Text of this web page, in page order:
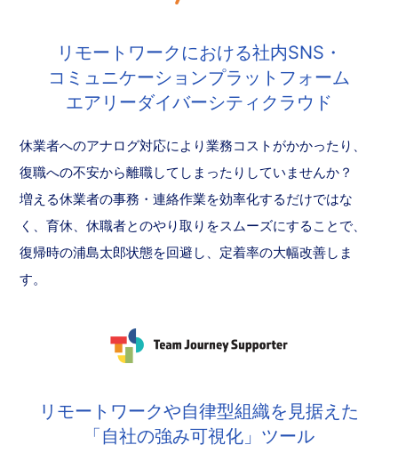
リモートワークにおける社内SNS・
コミュニケーションプラットフォーム
エアリーダイバーシティクラウド
休業者へのアナログ対応により業務コストがかかったり、
復職への不安から離職してしまったりしていませんか？
増える休業者の事務・連絡作業を効率化するだけではな
く、育休、休職者とのやり取りをスムーズにすることで、
復帰時の浦島太郎状態を回避し、定着率の大幅改善しま
す。
リモートワークや自律型組織を見据えた
「自社の強み可視化」ツール